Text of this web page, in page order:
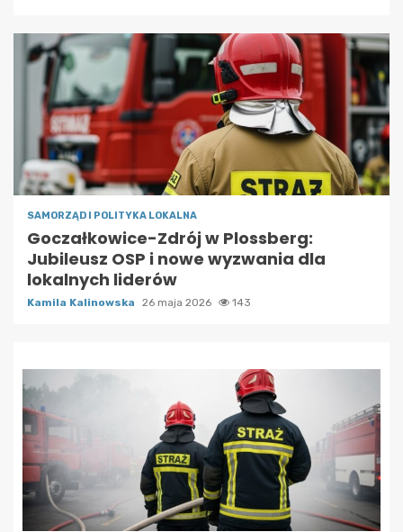
SAMORZĄD I POLITYKA LOKALNA
Goczałkowice-Zdrój w Plossberg:
Jubileusz OSP i nowe wyzwania dla
lokalnych liderów
Kamila Kalinowska 26 maja 2026 143